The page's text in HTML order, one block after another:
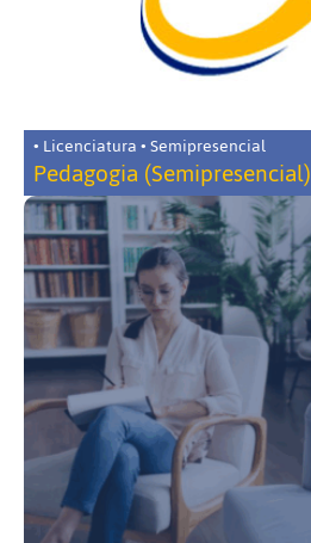
• Licenciatura • Semipresencial
Pedagogia (Semipresencial)